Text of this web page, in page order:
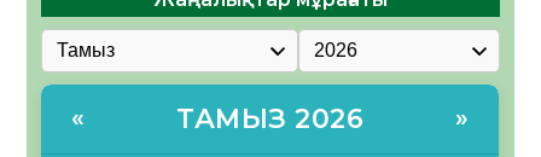
« ТАМЫЗ 2026 »